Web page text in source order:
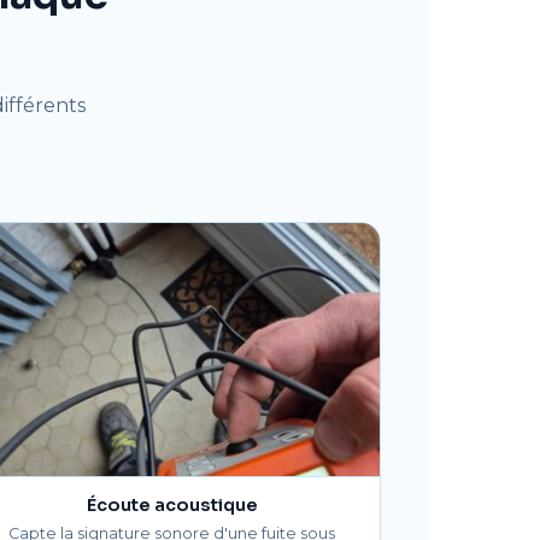
Écoute acoustique
Capte la signature sonore d'une fuite sous